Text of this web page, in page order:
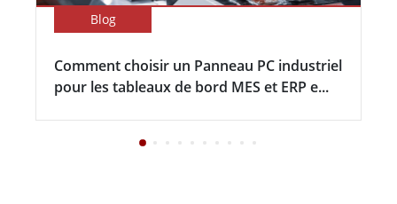
Blog
Comment choisir un Panneau PC industriel
pour les tableaux de bord MES et ERP e...